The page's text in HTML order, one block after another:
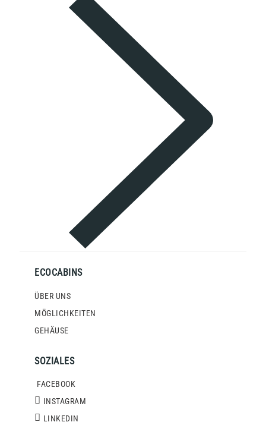
ECOCABINS
ÜBER UNS
MÖGLICHKEITEN
GEHÄUSE
SOZIALES
FACEBOOK
INSTAGRAM
LINKEDIN